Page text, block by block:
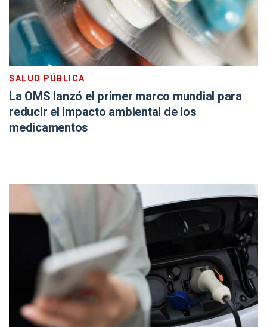
SALUD PÚBLICA
La OMS lanzó el primer marco mundial para
reducir el impacto ambiental de los
medicamentos